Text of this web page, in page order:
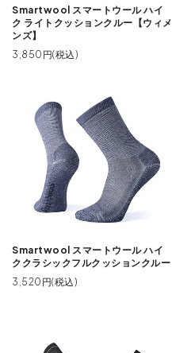
Smartwool スマートウール ハイ
ク ライトクッションクルー【ウィメ
ンズ】
3,850円(税込)
Smartwool スマートウール ハイ
ククラシックフルクッションクルー
3,520円(税込)